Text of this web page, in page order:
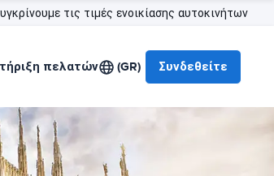
τις τιμές ενοικίασης αυτοκινήτων
πελατών (GR) Συνδεθείτε